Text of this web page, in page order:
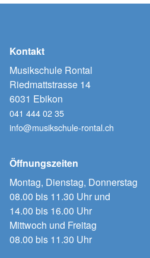
Kontakt
Musikschule Rontal
Riedmattstrasse 14
6031 Ebikon
041 444 02 35
info@musikschule-rontal.ch
Öffnungszeiten
Montag, Dienstag, Donnerstag
08.00 bis 11.30 Uhr und
14.00 bis 16.00 Uhr
Mittwoch und Freitag
08.00 bis 11.30 Uhr